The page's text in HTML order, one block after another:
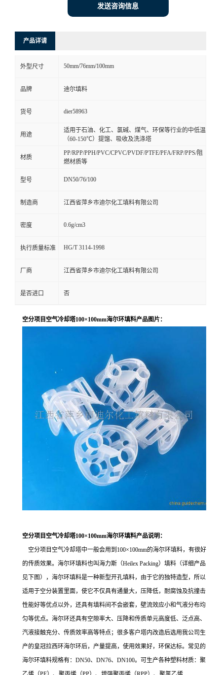
发送咨询信息
产品详请
外型尺寸 50mm/76mm/100mm
品牌 迪尔填料
货号 dier58963
用途
适用于石油、化工、氯碱、煤气、环保等行业的中低温
（60-150℃）提馏、吸收及洗涤塔
材质
PP/RPP/PPH/PVC/CPVC/PVDF/PTFE/PFA/FRP/PPS/阻
燃材质等
型号 DN50/76/100
制造商 江西省萍乡市迪尔化工填料有限公司
密度 0.6g/cm3
执行质量标准 HG/T 3114-1998
厂商 江西省萍乡市迪尔化工填料有限公司
是否进口 否
空分项目空气冷却塔100×100mm海尔环填料产品图片：
空分项目空气冷却塔100×100mm海尔环填料产品说明：
空分项目空气冷却塔中一般会用到100×100mm的海尔环填料，有很好
的传质效果。海尔环填料也叫海力斯（Heilex Packing）填料（详细产品
见下图），海尔环填料是一种新型开孔填料，由于它的独特造型，所以
适用于空分装置里面，使它不仅具有通量大，压降低，耐腐蚀及抗撞击
性能好等优点以外，还具有填料间不会嵌套，壁流效应小和气液分布均
匀等优点。海尔环还具有空隙率大、压降和传质单元高度低、泛点高、
汽液接触充分、传质效率高等特点；很多客户塔内改造后选用我公司生
产的皇冠拉西环海尔环后，产量提高，使用效果好，环保达标。常见的
海尔环填料规格有：DN50、DN76、DN100。可生产各种塑料材质：聚